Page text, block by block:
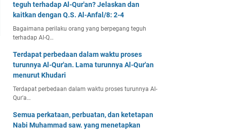
teguh terhadap Al-Qur'an? Jelaskan dan
kaitkan dengan Q.S. Al-Anfal/8: 2-4
Bagaimana perilaku orang yang berpegang teguh
terhadap Al-Q…
Terdapat perbedaan dalam waktu proses
turunnya Al-Qur'an. Lama turunnya Al-Qur'an
menurut Khudari
Terdapat perbedaan dalam waktu proses turunnya Al-
Qur'a…
Semua perkataan, perbuatan, dan ketetapan
Nabi Muhammad saw. yang menetapkan